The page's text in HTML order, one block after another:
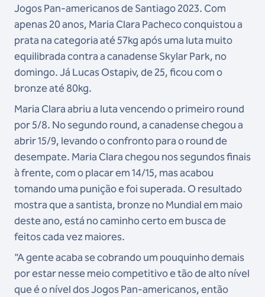
Jogos Pan-americanos de Santiago 2023. Com
apenas 20 anos, Maria Clara Pacheco conquistou a
prata na categoria até 57kg após uma luta muito
equilibrada contra a canadense Skylar Park, no
domingo. Já Lucas Ostapiv, de 25, ficou com o
bronze até 80kg.
Maria Clara abriu a luta vencendo o primeiro round
por 5/8. No segundo round, a canadense chegou a
abrir 15/9, levando o confronto para o round de
desempate. Maria Clara chegou nos segundos finais
à frente, com o placar em 14/15, mas acabou
tomando uma punição e foi superada. O resultado
mostra que a santista, bronze no Mundial em maio
deste ano, está no caminho certo em busca de
feitos cada vez maiores.
"A gente acaba se cobrando um pouquinho demais
por estar nesse meio competitivo e tão de alto nível
que é o nível dos Jogos Pan-americanos, então